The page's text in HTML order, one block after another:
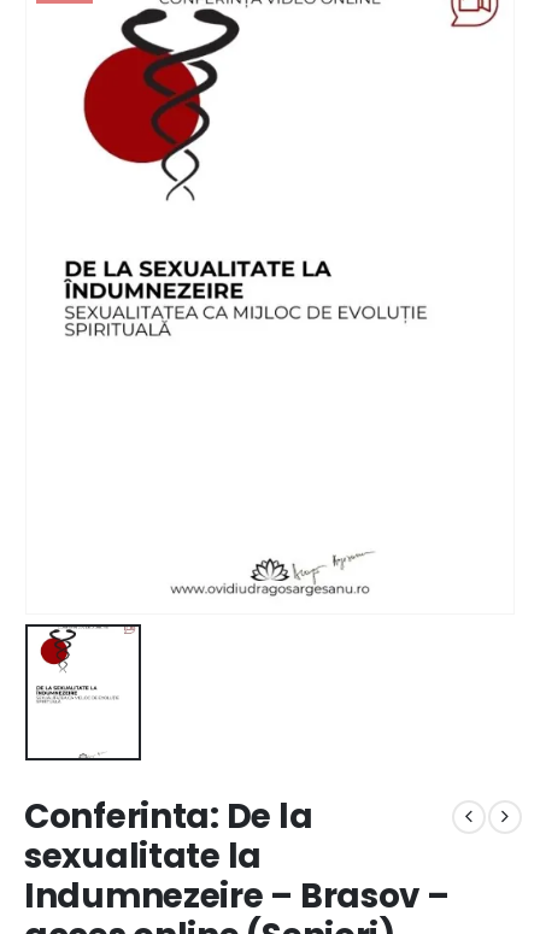
Conferinta: De la
sexualitate la
Indumnezeire – Brasov –